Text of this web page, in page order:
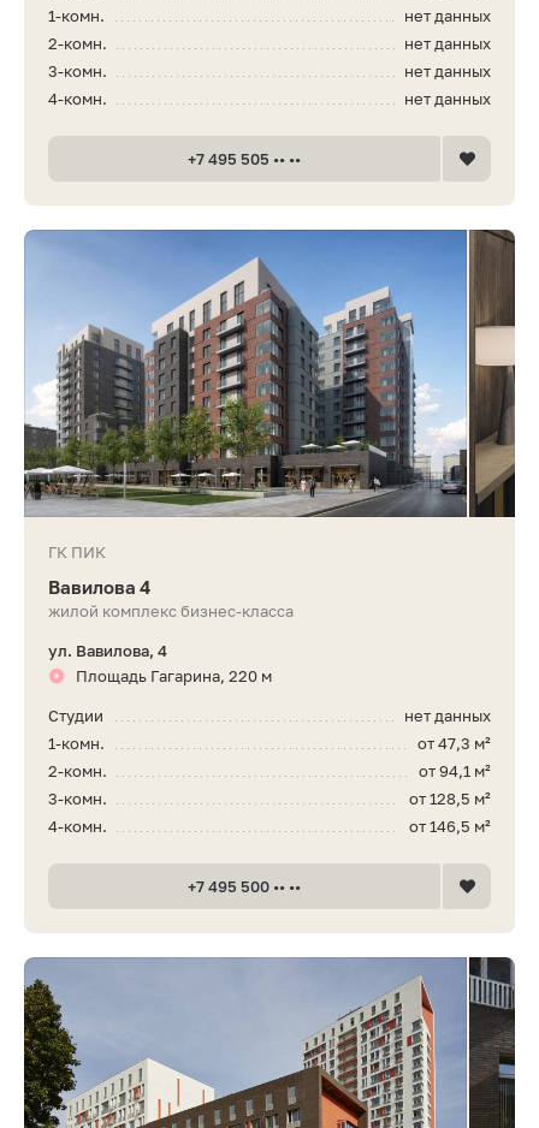
нет данных
1-комн.
нет данных
2-комн.
нет данных
3-комн.
нет данных
4-комн.
+7 495 505 •• ••
ГК ПИК
Вавилова 4
жилой комплекс бизнес-класса
ул. Вавилова, 4
Площадь Гагарина, 220 м
нет данных
Студии
от 47,3 м²
1-комн.
от 94,1 м²
2-комн.
от 128,5 м²
3-комн.
от 146,5 м²
4-комн.
+7 495 500 •• ••